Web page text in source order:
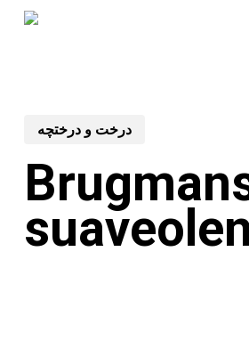
Skip
درخت و درختچه